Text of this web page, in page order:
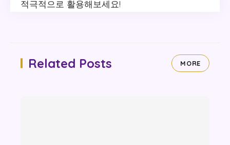
적극적으로 활용해보세요!
Related Posts MORE